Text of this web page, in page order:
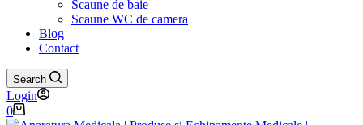
Scaune de baie
Scaune WC de camera
Blog
Contact
Search
Login
Coș
0